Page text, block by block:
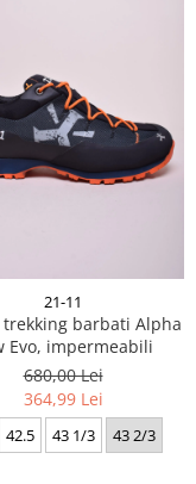
21-11
trekking barbati Alpha
Evo, impermeabili
680,00 Lei
364,99 Lei
42.5 43 1/3 43 2/3